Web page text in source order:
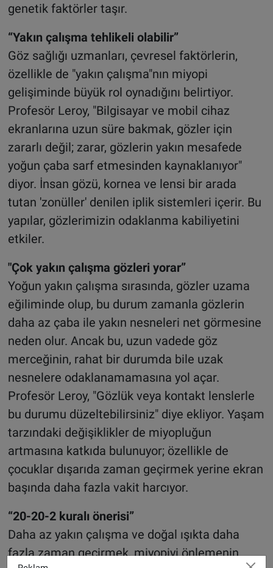
genetik faktörler taşır.
“Yakın çalışma tehlikeli olabilir”
Göz sağlığı uzmanları, çevresel faktörlerin,
özellikle de "yakın çalışma"nın miyopi
gelişiminde büyük rol oynadığını belirtiyor.
Profesör Leroy, "Bilgisayar ve mobil cihaz
ekranlarına uzun süre bakmak, gözler için
zararlı değil; zarar, gözlerin yakın mesafede
yoğun çaba sarf etmesinden kaynaklanıyor"
diyor. İnsan gözü, kornea ve lensi bir arada
tutan 'zonüller' denilen iplik sistemleri içerir. Bu
yapılar, gözlerimizin odaklanma kabiliyetini
etkiler.
"Çok yakın çalışma gözleri yorar”
Yoğun yakın çalışma sırasında, gözler uzama
eğiliminde olup, bu durum zamanla gözlerin
daha az çaba ile yakın nesneleri net görmesine
neden olur. Ancak bu, uzun vadede göz
merceğinin, rahat bir durumda bile uzak
nesnelere odaklanamamasına yol açar.
Profesör Leroy, "Gözlük veya kontakt lenslerle
bu durumu düzeltebilirsiniz" diye ekliyor. Yaşam
tarzındaki değişiklikler de miyopluğun
artmasına katkıda bulunuyor; özellikle de
çocuklar dışarıda zaman geçirmek yerine ekran
başında daha fazla vakit harcıyor.
“20-20-2 kuralı önerisi”
Daha az yakın çalışma ve doğal ışıkta daha
fazla zaman geçirmek, miyopiyi önlemenin